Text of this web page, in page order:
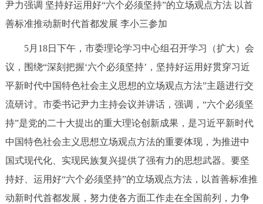
政策兑现 政策解读
政务服务
中介服务 阳光政务
尹力强调 坚持好运用好“六个必须坚持”的立场观点方法 以首
善标准推动新时代首都发展 李小三参加
5月18日下午，市委理论学习中心组召开学习（扩大）会
议，围绕“深刻把握‘六个必须坚持’，坚持好运用好贯穿习近
平新时代中国特色社会主义思想的立场观点方法”主题进行交
流研讨。市委书记尹力主持会议并讲话，强调，“六个必须坚
持”是党的二十大提出的重大理论创新成果，是习近平新时代
中国特色社会主义思想立场观点方法的重要体现，为推进中
国式现代化、实现民族复兴提供了强有力的思想武器。要坚
持好、运用好“六个必须坚持”的立场观点方法，以首善标准推
动新时代首都发展，努力使各方面工作走在全国前列，力争